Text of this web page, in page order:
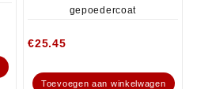
€25.45
Toevoegen aan winkelwagen